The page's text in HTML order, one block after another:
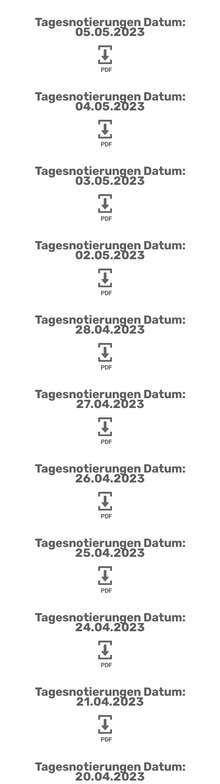
Tagesnotierungen Datum:
05.05.2023
PDF
Tagesnotierungen Datum:
04.05.2023
PDF
Tagesnotierungen Datum:
03.05.2023
PDF
Tagesnotierungen Datum:
02.05.2023
PDF
Tagesnotierungen Datum:
28.04.2023
PDF
Tagesnotierungen Datum:
27.04.2023
PDF
Tagesnotierungen Datum:
26.04.2023
PDF
Tagesnotierungen Datum:
25.04.2023
PDF
Tagesnotierungen Datum:
24.04.2023
PDF
Tagesnotierungen Datum:
21.04.2023
PDF
Tagesnotierungen Datum:
20.04.2023